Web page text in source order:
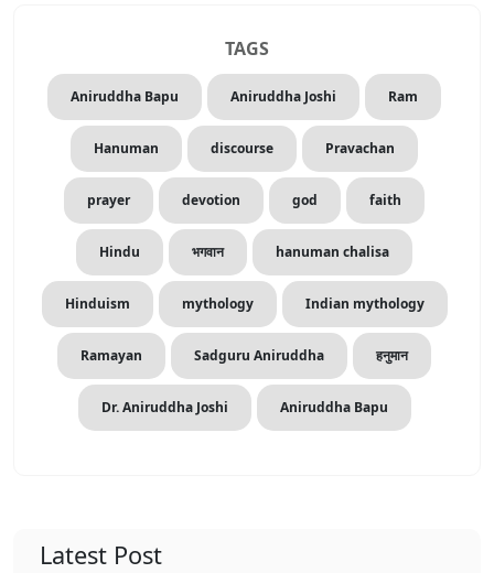
TAGS
Aniruddha Bapu Aniruddha Joshi Ram
Hanuman discourse Pravachan
prayer devotion god faith
Hindu भगवान hanuman chalisa
Hinduism mythology Indian mythology
Ramayan Sadguru Aniruddha हनुमान
Dr. Aniruddha Joshi Aniruddha Bapu
Latest Post